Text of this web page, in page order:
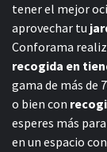
tener el mejor
aprovechar tu
Conforama
recogida en
gama de más de
o bien con
esperes más
en un espacio